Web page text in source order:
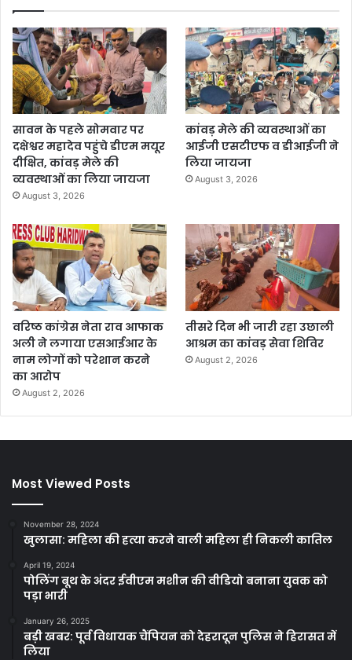
सावन के पहले सोमवार पर
दक्षेश्वर महादेव पहुंचे डीएम मयूर
दीक्षित, कांवड़ मेले की
व्यवस्थाओं का लिया जायजा
August 3, 2026
कांवड़ मेले की व्यवस्थाओं का
आईजी एसटीएफ व डीआईजी ने
लिया जायजा
August 3, 2026
वरिष्ठ कांग्रेस नेता राव आफाक
अली ने लगाया एसआईआर के
नाम लोगों को परेशान करने
का आरोप
August 2, 2026
तीसरे दिन भी जारी रहा उछाली
आश्रम का कांवड़ सेवा शिविर
August 2, 2026
Most Viewed Posts
November 28, 2024
खुलासा: महिला की हत्या करने वाली महिला ही निकली कातिल
April 19, 2024
पोलिंग बूथ के अंदर ईवीएम मशीन की वीडियो बनाना युवक को
पड़ा भारी
January 26, 2025
बड़ी खबर: पूर्व विधायक चैंपियन को देहरादून पुलिस ने हिरासत में
लिया